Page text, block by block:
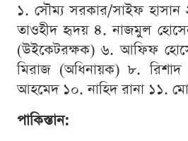
১. সৌম্য সরকার/সাইফ হাসান
তাওহীদ হৃদয় ৪. নাজমুল
(উইকেটরক্ষক) ৬. আফিফ
মিরাজ (অধিনায়ক) ৮.
আহমেদ ১০. নাহিদ রানা ১১.
পাকিস্তান: